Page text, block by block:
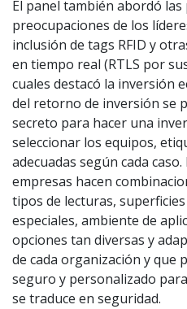
El panel también abordó las
preocupaciones de los
inclusión de tags RFID y
en tiempo real (RTLS por
cuales destacó la inversión
del retorno de inversión se
secreto para hacer una
seleccionar los equipos,
adecuadas según cada
empresas hacen
tipos de lecturas,
especiales, ambiente de
opciones tan diversas y
de cada organización y que
seguro y personalizado
se traduce en seguridad.